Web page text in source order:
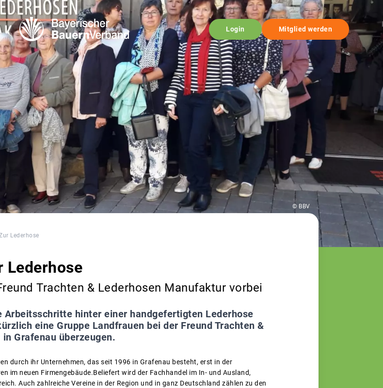
Login Mitglied werden
© BBV
Lederhose
Lederhose
Trachten & Lederhosen Manufaktur vorbei
Arbeitsschritte hinter einer handgefertigten Lederhose
eine Gruppe Landfrauen bei der Freund Trachten &
Grafenau überzeugen.
durch ihr Unternehmen, das seit 1996 in Grafenau besteht, erst in der
im neuen Firmengebäude.Beliefert wird der Fachhandel im In- und Ausland,
Auch zahlreiche Vereine in der Region und in ganz Deutschland zählen zu den